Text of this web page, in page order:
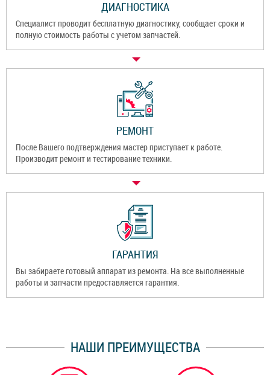
ДИАГНОСТИКА
Специалист проводит бесплатную диагностику, сообщает сроки и
полную стоимость работы с учетом запчастей.
РЕМОНТ
После Вашего подтверждения мастер приступает к работе.
Производит ремонт и тестирование техники.
ГАРАНТИЯ
Вы забираете готовый аппарат из ремонта. На все выполненные
работы и запчасти предоставляется гарантия.
НАШИ ПРЕИМУЩЕСТВА